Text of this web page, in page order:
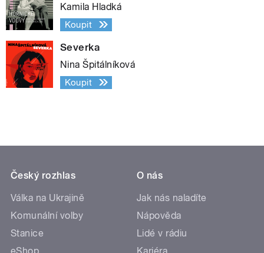
Kamila Hladká
Koupit
Severka
Nina Špitálníková
Koupit
Český rozhlas
Válka na Ukrajině
Komunální volby
Stanice
O nás
Jak nás naladíte
Nápověda
Lidé v rádiu